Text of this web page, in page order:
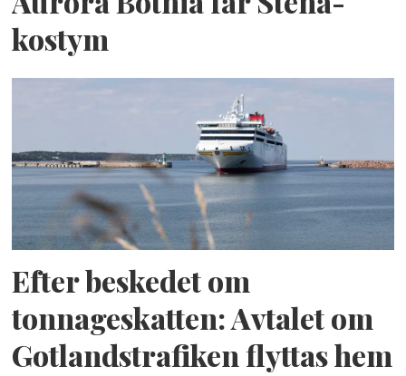
kostym
Efter beskedet om
tonnageskatten: Avtalet om
Gotlandstrafiken flyttas hem